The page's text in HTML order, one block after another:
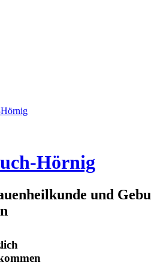
Hörnig
und